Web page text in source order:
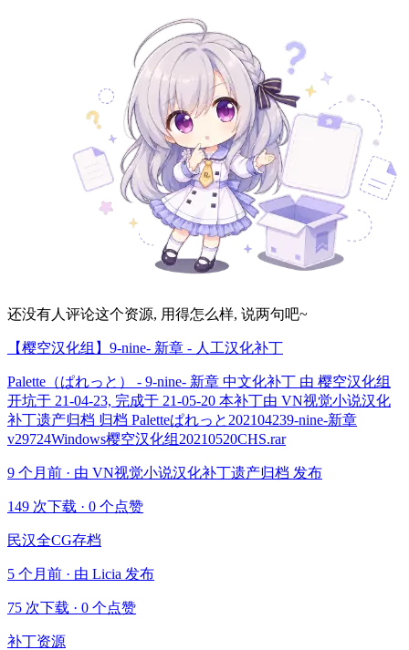
还没有人评论这个资源, 用得怎么样, 说两句吧~
【樱空汉化组】9-nine- 新章 - 人工汉化补丁
Palette（ぱれっと） - 9-nine- 新章 中文化补丁 由 樱空汉化组
开坑于 21-04-23, 完成于 21-05-20 本补丁由 VN视觉小说汉化
补丁遗产归档 归档 Paletteぱれっと202104239-nine-新章
v29724Windows樱空汉化组20210520CHS.rar
9 个月前 · 由 VN视觉小说汉化补丁遗产归档 发布
149 次下载 · 0 个点赞
民汉全CG存档
5 个月前 · 由 Licia 发布
75 次下载 · 0 个点赞
补丁资源